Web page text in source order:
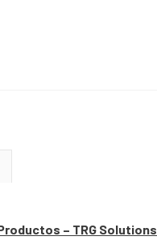
– TRG Solutions